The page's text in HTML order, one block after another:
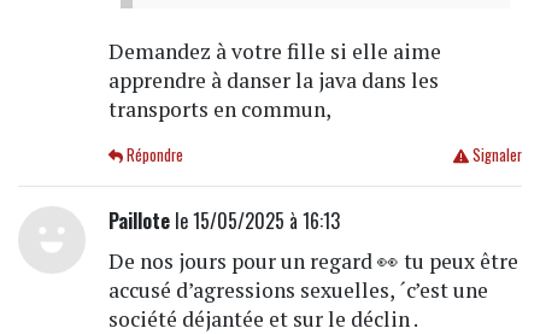
Demandez à votre fille si elle aime
apprendre à danser la java dans les
transports en commun,
Signaler
Répondre
Paillotele 15/05/2025 à 16:13
De nos jours pour un regard 👀 tu peux être
accusé d’agressions sexuelles, ´c’est une
société déjantée et sur le déclin .